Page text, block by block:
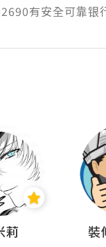
有安全可靠银
莉